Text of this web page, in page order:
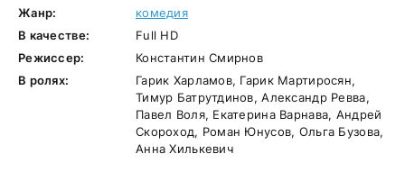
Жанр:
комедия
В качестве:
Full HD
Режиссер:
Константин Смирнов
В ролях:
Гарик Харламов, Гарик Мартиросян,
Тимур Батрутдинов, Александр Ревва,
Павел Воля, Екатерина Варнава, Андрей
Скороход, Роман Юнусов, Ольга Бузова,
Анна Хилькевич